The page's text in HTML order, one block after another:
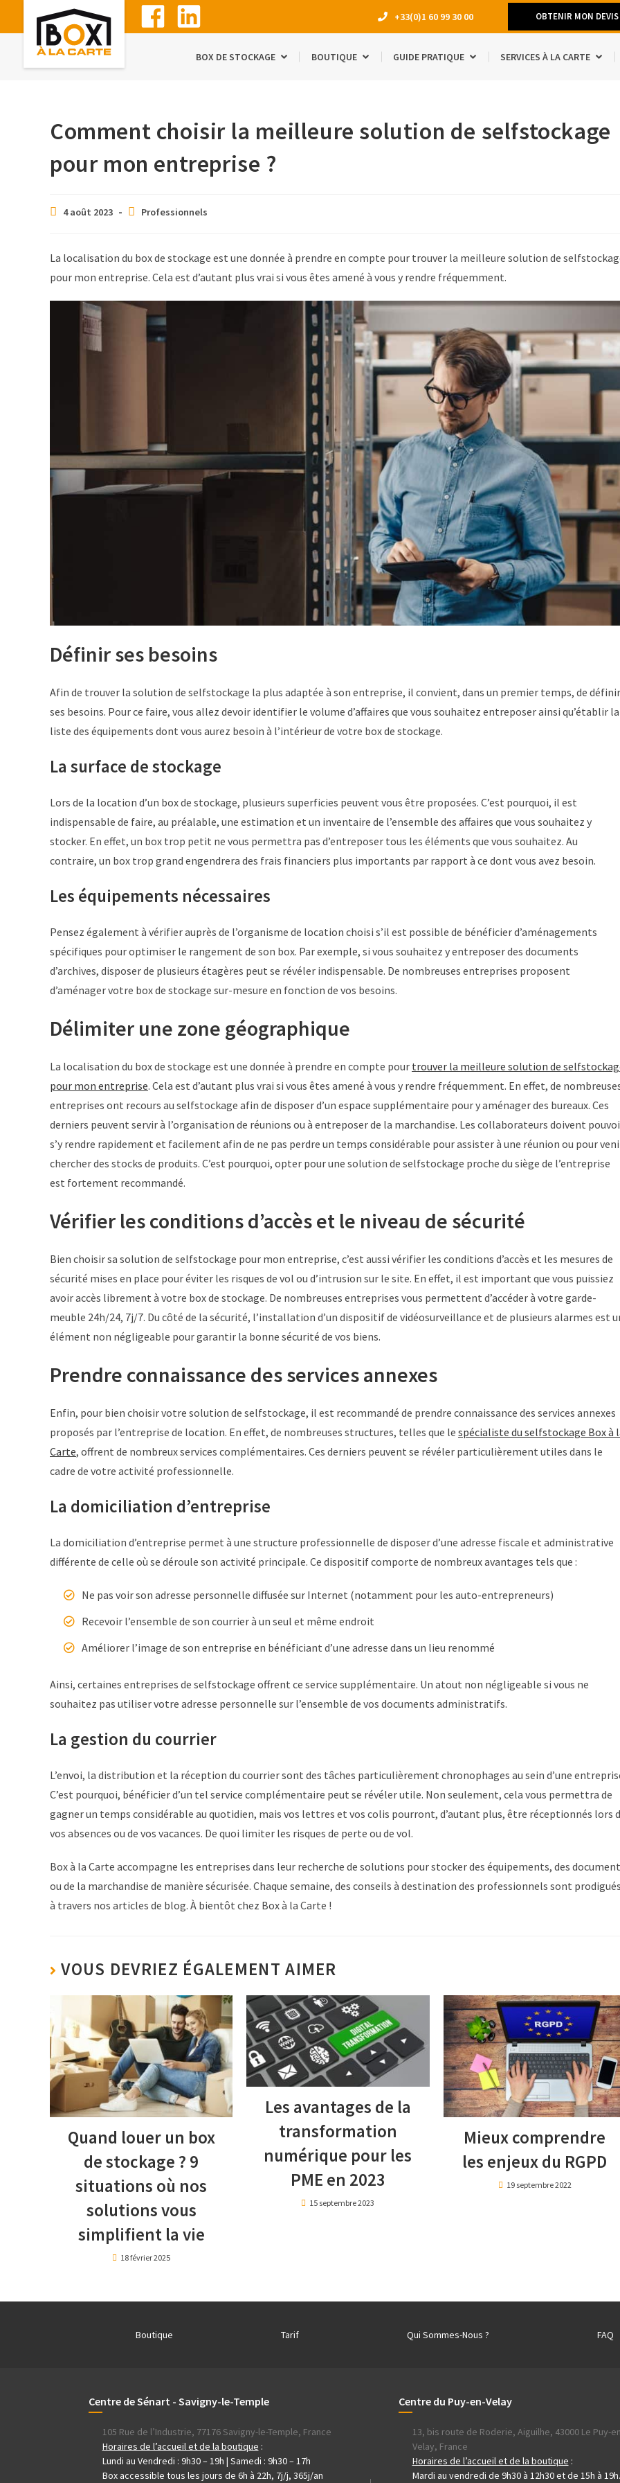
+33(0)1 60 99 30 00 OBTENIR MON
BOX DE STOCKAGE
TRAVAUX
MANQUE
BOUTIQUE GUIDE PRATIQUE SERVICES À LA CARTE
LOCATION
Comment choisir la meilleure solution de selfstockage
pour mon entreprise ?
4 août 2023 Professionnels
La localisation du box de stockage est une donnée à prendre en compte pour trouver la meilleure solution de
pour mon entreprise. Cela est d’autant plus vrai si vous êtes amené à vous y rendre fréquemment.
Définir ses besoins
Afin de trouver la solution de selfstockage la plus adaptée à son entreprise, il convient, dans un premier temps, de définir
ses besoins. Pour ce faire, vous allez devoir identifier le volume d’affaires que vous souhaitez entreposer ainsi qu’établir la
liste des équipements dont vous aurez besoin à l’intérieur de votre box de stockage.
La surface de stockage
Lors de la location d’un box de stockage, plusieurs superficies peuvent vous être proposées. C’est pourquoi, il est
indispensable de faire, au préalable, une estimation et un inventaire de l’ensemble des affaires que vous souhaitez y
stocker. En effet, un box trop petit ne vous permettra pas d’entreposer tous les éléments que vous souhaitez. Au
contraire, un box trop grand engendrera des frais financiers plus importants par rapport à ce dont vous avez besoin.
Les équipements nécessaires
Pensez également à vérifier auprès de l’organisme de location choisi s’il est possible de bénéficier d’aménagements
spécifiques pour optimiser le rangement de son box. Par exemple, si vous souhaitez y entreposer des documents
d’archives, disposer de plusieurs étagères peut se révéler indispensable. De nombreuses entreprises proposent
d’aménager votre box de stockage sur-mesure en fonction de vos besoins.
Délimiter une zone géographique
La localisation du box de stockage est une donnée à prendre en compte pour trouver la meilleure solution de
pour mon entreprise. Cela est d’autant plus vrai si vous êtes amené à vous y rendre fréquemment. En effet, de
entreprises ont recours au selfstockage afin de disposer d’un espace supplémentaire pour y aménager des bureaux. Ces
derniers peuvent servir à l’organisation de réunions ou à entreposer de la marchandise. Les collaborateurs doivent
s’y rendre rapidement et facilement afin de ne pas perdre un temps considérable pour assister à une réunion ou pour
chercher des stocks de produits. C’est pourquoi, opter pour une solution de selfstockage proche du siège de l’entreprise
est fortement recommandé.
Vérifier les conditions d’accès et le niveau de sécurité
Bien choisir sa solution de selfstockage pour mon entreprise, c’est aussi vérifier les conditions d’accès et les mesures de
sécurité mises en place pour éviter les risques de vol ou d’intrusion sur le site. En effet, il est important que vous puissiez
avoir accès librement à votre box de stockage. De nombreuses entreprises vous permettent d’accéder à votre garde-
meuble 24h/24, 7j/7. Du côté de la sécurité, l’installation d’un dispositif de vidéosurveillance et de plusieurs alarmes est
élément non négligeable pour garantir la bonne sécurité de vos biens.
Prendre connaissance des services annexes
Enfin, pour bien choisir votre solution de selfstockage, il est recommandé de prendre connaissance des services annexes
proposés par l’entreprise de location. En effet, de nombreuses structures, telles que le spécialiste du selfstockage Box à
Carte, offrent de nombreux services complémentaires. Ces derniers peuvent se révéler particulièrement utiles dans le
cadre de votre activité professionnelle.
La domiciliation d’entreprise
La domiciliation d’entreprise permet à une structure professionnelle de disposer d’une adresse fiscale et administrative
différente de celle où se déroule son activité principale. Ce dispositif comporte de nombreux avantages tels que :
Ne pas voir son adresse personnelle diffusée sur Internet (notamment pour les auto-entrepreneurs)
Recevoir l’ensemble de son courrier à un seul et même endroit
Améliorer l’image de son entreprise en bénéficiant d’une adresse dans un lieu renommé
Ainsi, certaines entreprises de selfstockage offrent ce service supplémentaire. Un atout non négligeable si vous ne
souhaitez pas utiliser votre adresse personnelle sur l’ensemble de vos documents administratifs.
La gestion du courrier
L’envoi, la distribution et la réception du courrier sont des tâches particulièrement chronophages au sein d’une
C’est pourquoi, bénéficier d’un tel service complémentaire peut se révéler utile. Non seulement, cela vous permettra de
gagner un temps considérable au quotidien, mais vos lettres et vos colis pourront, d’autant plus, être réceptionnés lors
vos absences ou de vos vacances. De quoi limiter les risques de perte ou de vol.
Box à la Carte accompagne les entreprises dans leur recherche de solutions pour stocker des équipements, des
ou de la marchandise de manière sécurisée. Chaque semaine, des conseils à destination des professionnels sont
à travers nos articles de blog. À bientôt chez Box à la Carte !
VOUS DEVRIEZ ÉGALEMENT AIMER
Quand louer un box
de stockage ? 9
situations où nos
solutions vous
simplifient la vie
18 février 2025
Les avantages de la
transformation
numérique pour les
PME en 2023
15 septembre 2023
Mieux comprendre
les enjeux du RGPD
19 septembre 2022
Boutique Tarif Qui Sommes-Nous ? FAQ
Centre de Sénart - Savigny-le-Temple
105 Rue de l’Industrie, 77176 Savigny-le-Temple, France
Horaires de l’accueil et de la boutique :
Lundi au Vendredi : 9h30 – 19h | Samedi : 9h30 – 17h
Box accessible tous les jours de 6h à 22h, 7j/j, 365j/an
Centre du Puy-en-Velay
13, bis route de Roderie, Aiguilhe, 43000 Le Puy-
Velay, France
Horaires de l’accueil et de la boutique :
Mardi au vendredi de 9h30 à 12h30 et de 15h à 19h.